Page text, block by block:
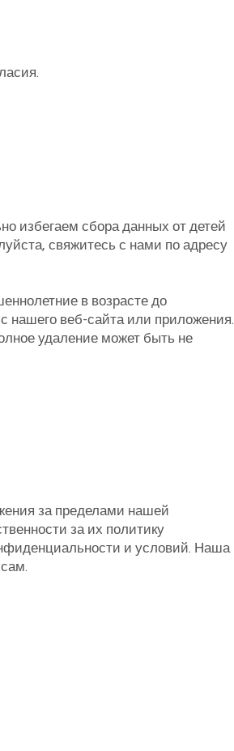
избегаем сбора данных от детей
свяжитесь с нами по адресу
в возрасте до
нашего веб-сайта или приложения.
удаление может быть не
за пределами нашей
за их политику
и условий. Наша